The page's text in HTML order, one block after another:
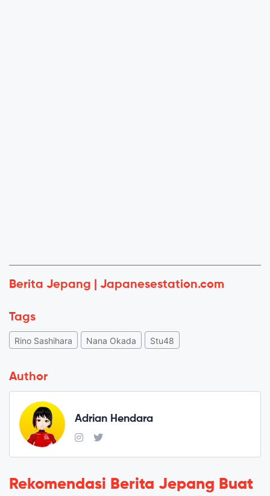
Berita Jepang | Japanesestation.com
Tags
Rino Sashihara Nana Okada Stu48
Author
Adrian Hendara
Rekomendasi Berita Jepang Buat